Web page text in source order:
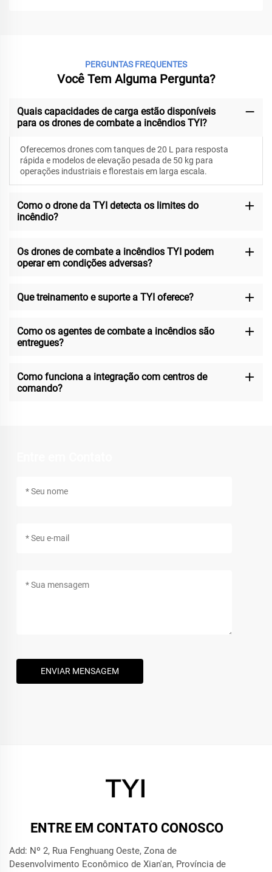
PERGUNTAS FREQUENTES
Você Tem Alguma Pergunta?
Quais capacidades de carga estão disponíveis
para os drones de combate a incêndios TYI?
Oferecemos drones com tanques de 20 L para resposta
rápida e modelos de elevação pesada de 50 kg para
operações industriais e florestais em larga escala.
Como o drone da TYI detecta os limites do
incêndio?
Os drones de combate a incêndios TYI podem
operar em condições adversas?
Que treinamento e suporte a TYI oferece?
Como os agentes de combate a incêndios são
entregues?
Como funciona a integração com centros de
comando?
ENVIAR MENSAGEM
ENTRE EM CONTATO CONOSCO
Add: Nº 2, Rua Fenghuang Oeste, Zona de
Desenvolvimento Econômico de Xian'an, Província de